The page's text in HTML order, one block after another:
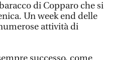
di Copparo che si
Un week end delle
attività di